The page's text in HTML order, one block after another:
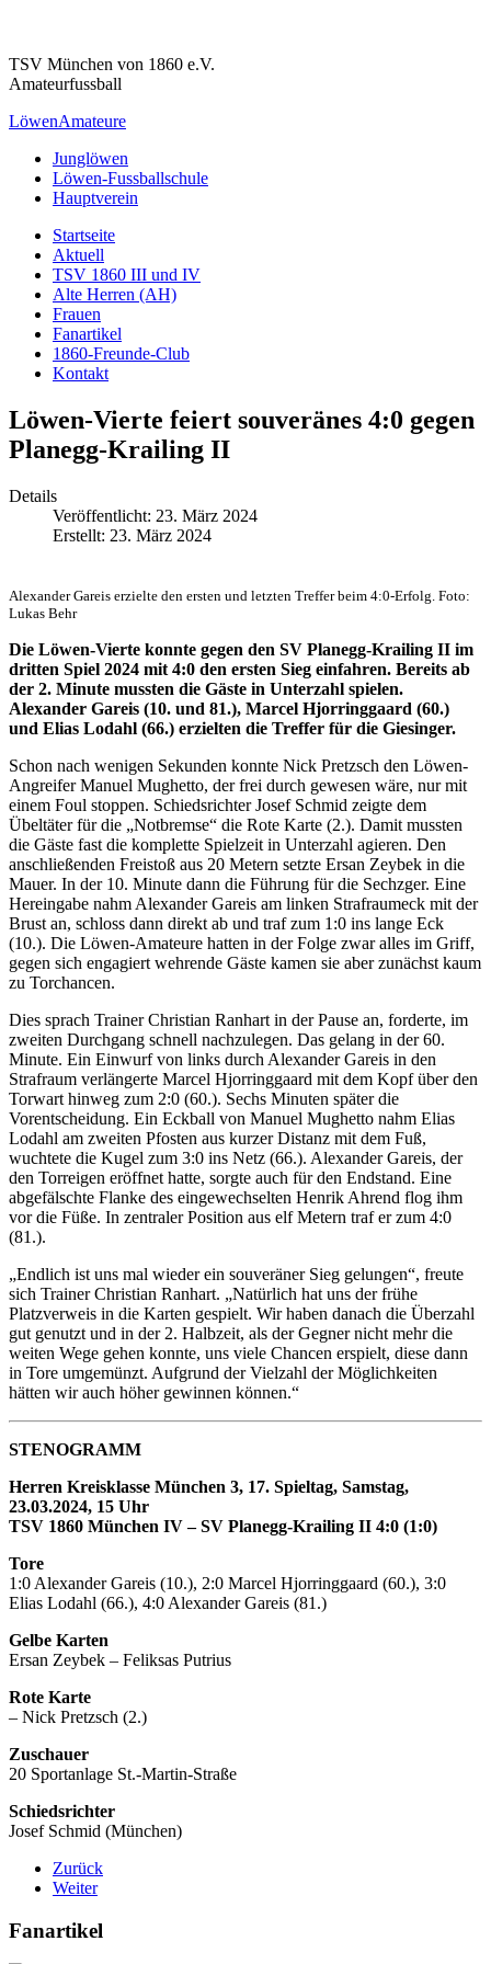
TSV München von 1860 e.V.
Amateurfussball
LöwenAmateure
Junglöwen
Löwen-Fussballschule
Hauptverein
Startseite
Aktuell
TSV 1860 III und IV
Alte Herren (AH)
Frauen
Fanartikel
1860-Freunde-Club
Kontakt
Löwen-Vierte feiert souveränes 4:0 gegen
Planegg-Krailing II
Details
Veröffentlicht: 23. März 2024
Erstellt: 23. März 2024
Alexander Gareis erzielte den ersten und letzten Treffer beim 4:0-Erfolg. Foto:
Lukas Behr
Die Löwen-Vierte konnte gegen den SV Planegg-Krailing II im
dritten Spiel 2024 mit 4:0 den ersten Sieg einfahren. Bereits ab
der 2. Minute mussten die Gäste in Unterzahl spielen.
Alexander Gareis (10. und 81.), Marcel Hjorringgaard (60.)
und Elias Lodahl (66.) erzielten die Treffer für die Giesinger.
Schon nach wenigen Sekunden konnte Nick Pretzsch den Löwen-
Angreifer Manuel Mughetto, der frei durch gewesen wäre, nur mit
einem Foul stoppen. Schiedsrichter Josef Schmid zeigte dem
Übeltäter für die „Notbremse“ die Rote Karte (2.). Damit mussten
die Gäste fast die komplette Spielzeit in Unterzahl agieren. Den
anschließenden Freistoß aus 20 Metern setzte Ersan Zeybek in die
Mauer. In der 10. Minute dann die Führung für die Sechzger. Eine
Hereingabe nahm Alexander Gareis am linken Strafraumeck mit der
Brust an, schloss dann direkt ab und traf zum 1:0 ins lange Eck
(10.). Die Löwen-Amateure hatten in der Folge zwar alles im Griff,
gegen sich engagiert wehrende Gäste kamen sie aber zunächst kaum
zu Torchancen.
Dies sprach Trainer Christian Ranhart in der Pause an, forderte, im
zweiten Durchgang schnell nachzulegen. Das gelang in der 60.
Minute. Ein Einwurf von links durch Alexander Gareis in den
Strafraum verlängerte Marcel Hjorringgaard mit dem Kopf über den
Torwart hinweg zum 2:0 (60.). Sechs Minuten später die
Vorentscheidung. Ein Eckball von Manuel Mughetto nahm Elias
Lodahl am zweiten Pfosten aus kurzer Distanz mit dem Fuß,
wuchtete die Kugel zum 3:0 ins Netz (66.). Alexander Gareis, der
den Torreigen eröffnet hatte, sorgte auch für den Endstand. Eine
abgefälschte Flanke des eingewechselten Henrik Ahrend flog ihm
vor die Füße. In zentraler Position aus elf Metern traf er zum 4:0
(81.).
„Endlich ist uns mal wieder ein souveräner Sieg gelungen“, freute
sich Trainer Christian Ranhart. „Natürlich hat uns der frühe
Platzverweis in die Karten gespielt. Wir haben danach die Überzahl
gut genutzt und in der 2. Halbzeit, als der Gegner nicht mehr die
weiten Wege gehen konnte, uns viele Chancen erspielt, diese dann
in Tore umgemünzt. Aufgrund der Vielzahl der Möglichkeiten
hätten wir auch höher gewinnen können.“
STENOGRAMM
Herren Kreisklasse München 3, 17. Spieltag, Samstag,
23.03.2024, 15 Uhr
TSV 1860 München IV – SV Planegg-Krailing II 4:0 (1:0)
Tore
1:0 Alexander Gareis (10.), 2:0 Marcel Hjorringgaard (60.), 3:0
Elias Lodahl (66.), 4:0 Alexander Gareis (81.)
Gelbe Karten
Ersan Zeybek – Feliksas Putrius
Rote Karte
– Nick Pretzsch (2.)
Zuschauer
20 Sportanlage St.-Martin-Straße
Schiedsrichter
Josef Schmid (München)
Zurück
Weiter
Fanartikel